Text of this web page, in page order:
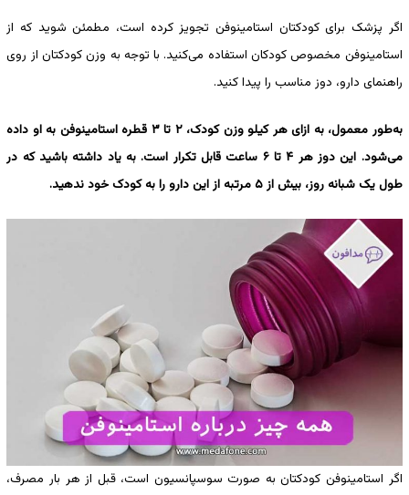
اگر پزشک برای کودکتان استامینوفن تجویز کرده است، مطمئن شوید که از
استامینوفن مخصوص کودکان استفاده می‌کنید. با توجه به وزن کودکتان از روی
راهنمای دارو، دوز مناسب را پیدا کنید.
به‌طور معمول، به ازای هر کیلو وزن کودک، ۲ تا ۳ قطره استامینوفن به او داده
می‌شود. این دوز هر ۴ تا ۶ ساعت قابل تکرار است. به یاد داشته باشید که در
طول یک شبانه روز، بیش از ۵ مرتبه از این دارو را به کودک خود ندهید.
اگر استامینوفن کودکتان به صورت سوسپانسیون است، قبل از هر بار مصرف،